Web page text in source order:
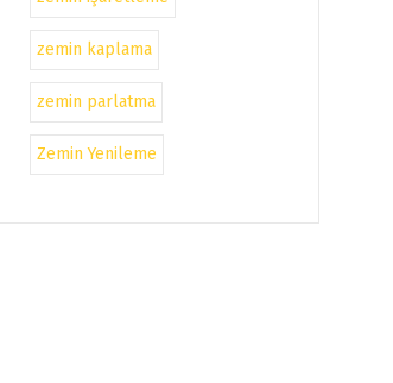
zemin kaplama
zemin parlatma
Zemin Yenileme